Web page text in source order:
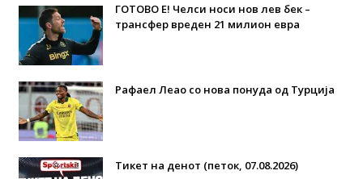
ГОТОВО Е! Челси носи нов лев бек –
трансфер вреден 21 милион евра
Рафаел Леао со нова понуда од Турција
Тикет на денот (петок, 07.08.2026)